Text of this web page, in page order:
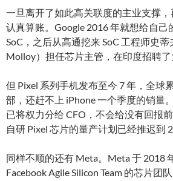
一旦离开了如此高关联度的主业支撑
认真算账。Google 2016 年就想给自己
SoC，之后从高通挖来 SoC 工程师史蒂
Molloy）担任芯片主管，在印度招聘了
但 Pixel 系列手机发布至今 7 年，全球
部，还赶不上 iPhone 一个季度的销量
已将权力分给 CFO，不会给没有回报
自研 Pixel 芯片的量产计划已经推迟到
同样不顺的还有 Meta。Meta 于 2018
Facebook Agile Silicon Team 的芯片团